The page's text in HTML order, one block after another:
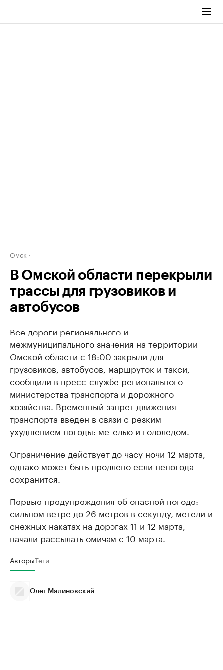
Омск
В Омской области перекрыли
трассы для грузовиков и
автобусов
Все дороги регионального и
межмуниципального значения на территории
Омской области с 18:00 закрыли для
грузовиков, автобусов, маршруток и такси,
сообщили в пресс-службе регионального
министерства транспорта и дорожного
хозяйства. Временный запрет движения
транспорта введен в связи с резким
ухудшением погоды: метелью и гололедом.
Ограничение действует до часу ночи 12 марта,
однако может быть продлено если непогода
сохранится.
Первые предупреждения об опасной погоде:
сильном ветре до 26 метров в секунду, метели и
снежных накатах на дорогах 11 и 12 марта,
начали рассылать омичам с 10 марта.
АвторыТеги
Олег Малиновский